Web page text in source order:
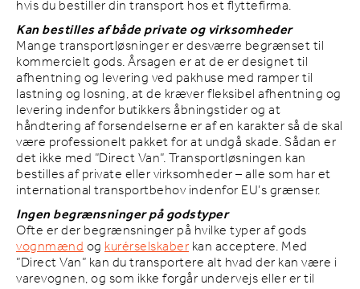
hvis du bestiller din transport hos et flyttefirma.
Kan bestilles af både private og virksomheder
Mange transportløsninger er desværre begrænset til
kommercielt gods. Årsagen er at de er designet til
afhentning og levering ved pakhuse med ramper til
lastning og losning, at de kræver fleksibel afhentning og
levering indenfor butikkers åbningstider og at
håndtering af forsendelserne er af en karakter så de skal
være professionelt pakket for at undgå skade. Sådan er
det ikke med ”Direct Van”. Transportløsningen kan
bestilles af private eller virksomheder – alle som har et
international transportbehov indenfor EU’s grænser.
Ingen begrænsninger på godstyper
Ofte er der begrænsninger på hvilke typer af gods
vognmændogkurérselskaberkan acceptere. Med
”Direct Van” kan du transportere alt hvad der kan være i
varevognen, og som ikke forgår undervejs eller er til